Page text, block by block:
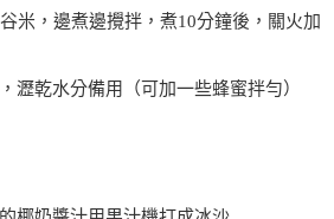
米，邊煮邊攪拌，煮10分鐘後，關火加
瀝乾水分備用（可加一些蜂蜜拌勻）